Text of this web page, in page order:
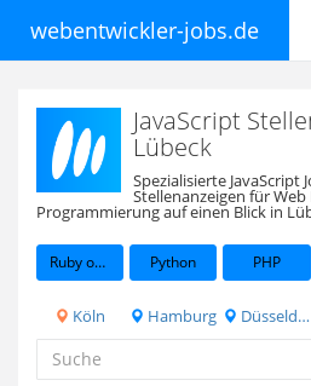
webentwickler-jobs.de
JavaScript
Lübeck
Spezialisierte JavaScript
Stellenanzeigen für
Programmierung auf einen Blick in
Ruby on Rails Python PHP
Köln Hamburg Düsseldorf